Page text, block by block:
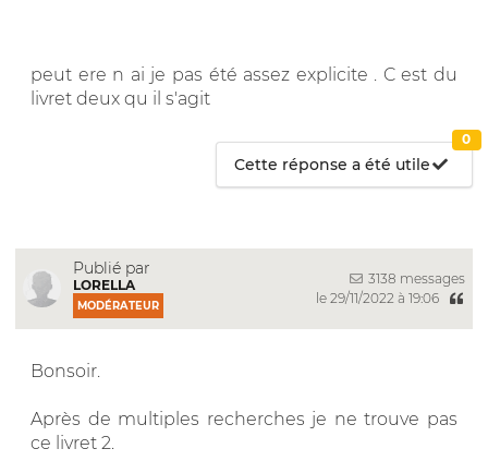
peut ere n ai je pas été assez explicite . C est du
livret deux qu il s'agit
Cette réponse a été utile
0
Publié par
LORELLA
MODÉRATEUR
3138 messages
le 29/11/2022 à 19:06
Bonsoir.
Après de multiples recherches je ne trouve pas
ce livret 2.